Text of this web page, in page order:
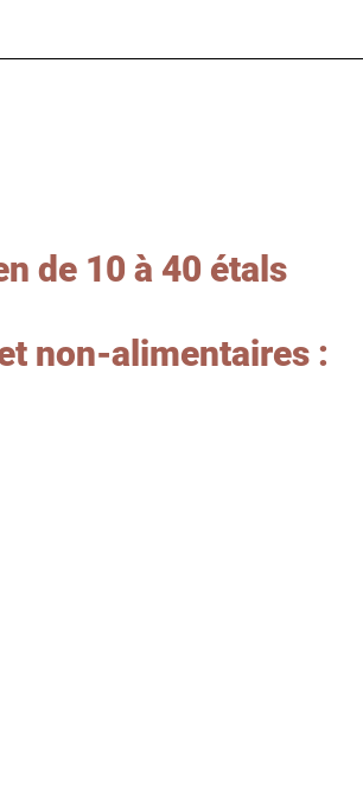
de 10 à 40 étals
non-alimentaires :